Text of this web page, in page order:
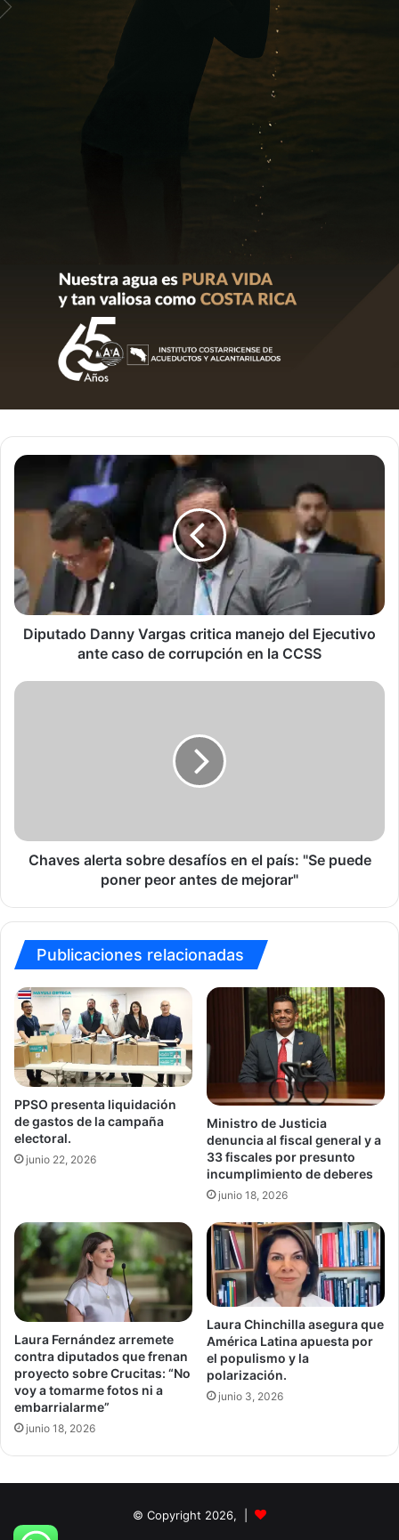
Diputado
manejo
Ejecutivo
ante
caso
de
la
Diputado Danny Vargas critica manejo del Ejecutivo
ante caso de corrupción en la CCSS
Chaves
puede
poner
Chaves alerta sobre desafíos en el país: "Se puede
poner peor antes de mejorar"
Publicaciones relacionadas
PPSO presenta liquidación
de gastos de la campaña
electoral.
junio 22, 2026
Ministro de Justicia
denuncia al fiscal general y a
33 fiscales por presunto
incumplimiento de deberes
junio 18, 2026
Laura Fernández arremete
contra diputados que frenan
proyecto sobre Crucitas: “No
voy a tomarme fotos ni a
embarrialarme”
junio 18, 2026
Laura Chinchilla asegura que
América Latina apuesta por
el populismo y la
polarización.
junio 3, 2026
© Copyright 2026, |